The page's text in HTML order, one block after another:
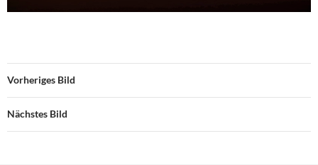
Vorheriges Bild
Nächstes Bild